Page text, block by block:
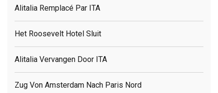
Alitalia Remplacé Par ITA
Het Roosevelt Hotel Sluit
Alitalia Vervangen Door ITA
Zug Von Amsterdam Nach Paris Nord